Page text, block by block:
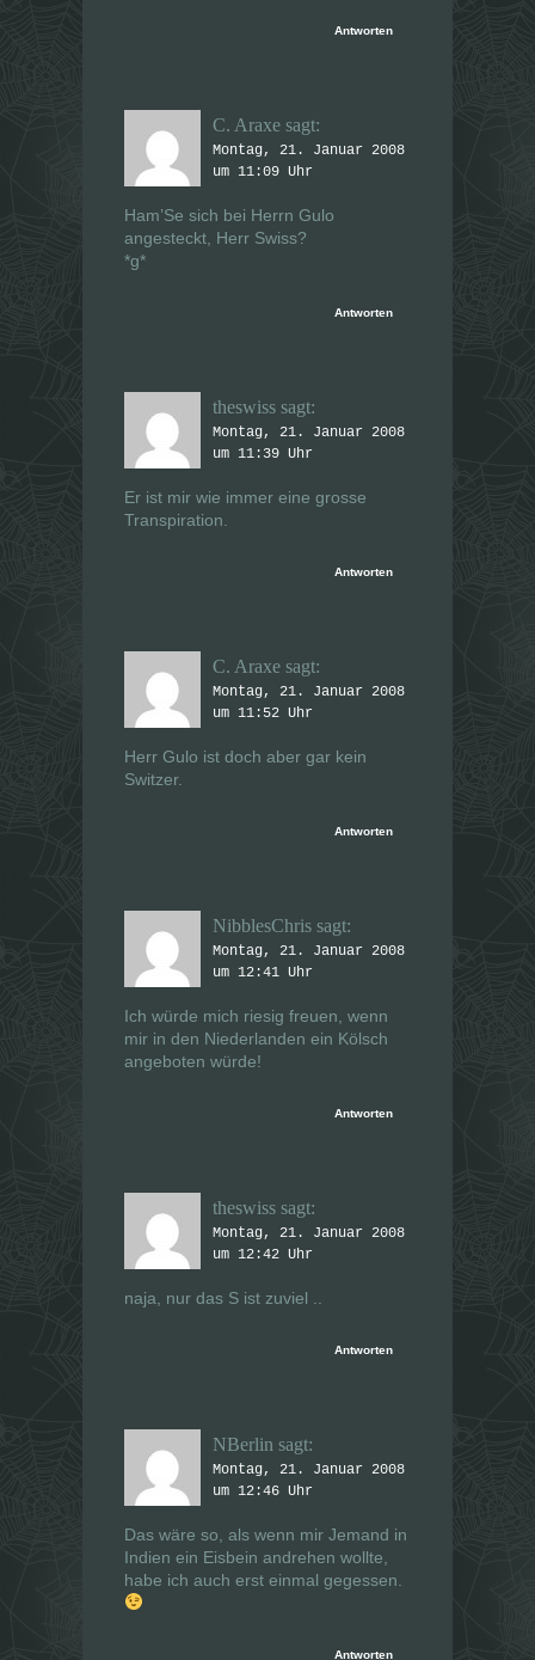
Antworten
C. Araxe sagt:
Montag, 21. Januar 2008
um 11:09 Uhr
Ham’Se sich bei Herrn Gulo
angesteckt, Herr Swiss?
*g*
Antworten
theswiss sagt:
Montag, 21. Januar 2008
um 11:39 Uhr
Er ist mir wie immer eine grosse
Transpiration.
Antworten
C. Araxe sagt:
Montag, 21. Januar 2008
um 11:52 Uhr
Herr Gulo ist doch aber gar kein
Switzer.
Antworten
NibblesChris sagt:
Montag, 21. Januar 2008
um 12:41 Uhr
Ich würde mich riesig freuen, wenn
mir in den Niederlanden ein Kölsch
angeboten würde!
Antworten
theswiss sagt:
Montag, 21. Januar 2008
um 12:42 Uhr
naja, nur das S ist zuviel ..
Antworten
NBerlin sagt:
Montag, 21. Januar 2008
um 12:46 Uhr
Das wäre so, als wenn mir Jemand in
Indien ein Eisbein andrehen wollte,
habe ich auch erst einmal gegessen.
Antworten